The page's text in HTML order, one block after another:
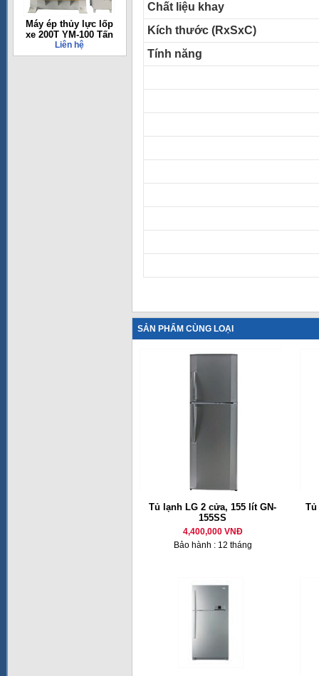
Máy ép thủy lực lốp
xe 200T YM-100 Tấn
Liên hệ
Chất liệu khay
Kích thước (RxSxC)
Tính năng
SẢN PHẨM CÙNG LOẠI
Tủ lạnh LG 2 cửa, 155 lít GN-
155SS
4,400,000 VNĐ
Bảo hành : 12 tháng
Tủ